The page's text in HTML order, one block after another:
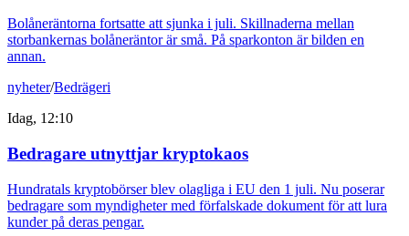
Bolåneräntorna fortsatte att sjunka i juli. Skillnaderna mellan
storbankernas bolåneräntor är små. På sparkonton är bilden en
annan.
nyheter/Bedrägeri
Idag, 12:10
Bedragare utnyttjar kryptokaos
Hundratals kryptobörser blev olagliga i EU den 1 juli. Nu poserar
bedragare som myndigheter med förfalskade dokument för att lura
kunder på deras pengar.